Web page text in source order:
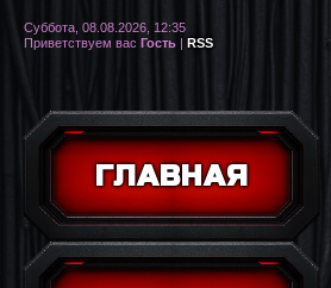
ГЛАВНАЯ
Суббота, 08.08.2026, 12:35
Приветствуем вас Гость | RSS